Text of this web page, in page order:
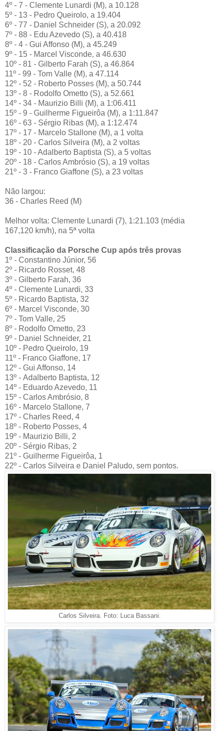
4º - 7 - Clemente Lunardi (M), a 10.128
5º - 13 - Pedro Queirolo, a 19.404
6º - 77 - Daniel Schneider (S), a 20.092
7º - 88 - Edu Azevedo (S), a 40.418
8º - 4 - Gui Affonso (M), a 45.249
9º - 15 - Marcel Visconde, a 46.630
10º - 81 - Gilberto Farah (S), a 46.864
11º - 99 - Tom Valle (M), a 47.114
12º - 52 - Roberto Posses (M), a 50.744
13º - 8 - Rodolfo Ometto (S), a 52.661
14º - 34 - Maurizio Billi (M), a 1:06.411
15º - 9 - Guilherme Figueirôa (M), a 1:11.847
16º - 63 - Sérgio Ribas (M), a 1:12.474
17º - 17 - Marcelo Stallone (M), a 1 volta
18º - 20 - Carlos Silveira (M), a 2 voltas
19º - 10 - Adalberto Baptista (S), a 5 voltas
20º - 18 - Carlos Ambrósio (S), a 19 voltas
21º - 3 - Franco Giaffone (S), a 23 voltas
Não largou:
36 - Charles Reed (M)
Melhor volta: Clemente Lunardi (7), 1:21.103 (média
167,120 km/h), na 5ª volta
Classificação da Porsche Cup após três provas
1º - Constantino Júnior, 56
2º - Ricardo Rosset, 48
3º - Gilberto Farah, 36
4º - Clemente Lunardi, 33
5º - Ricardo Baptista, 32
6º - Marcel Visconde, 30
7º - Tom Valle, 25
8º - Rodolfo Ometto, 23
9º - Daniel Schneider, 21
10º - Pedro Queirolo, 19
11º - Franco Giaffone, 17
12º - Gui Affonso, 14
13º - Adalberto Baptista, 12
14º - Eduardo Azevedo, 11
15º - Carlos Ambrósio, 8
16º - Marcelo Stallone, 7
17º - Charles Reed, 4
18º - Roberto Posses, 4
19º - Maurizio Billi, 2
20º - Sérgio Ribas, 2
21º - Guilherme Figueirôa, 1
22º - Carlos Silveira e Daniel Paludo, sem pontos.
Carlos Silveira. Foto: Luca Bassani.